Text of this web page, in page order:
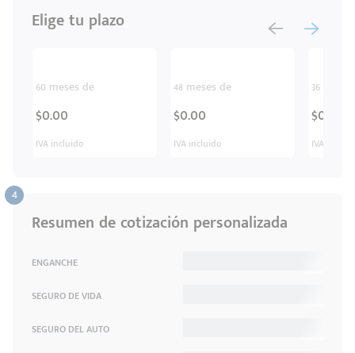
Elige tu plazo
60 meses de
$0.00
IVA incluido
48 meses de
$0.00
IVA incluido
36
$0.00
IVA
Resumen de cotización personalizada
ENGANCHE
SEGURO DE VIDA
SEGURO DEL AUTO